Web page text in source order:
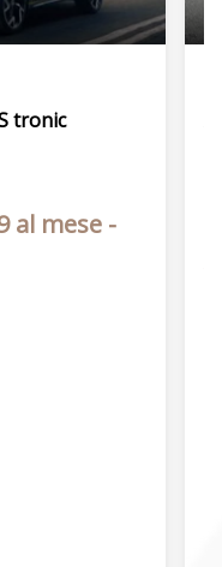
tronic
al mese -